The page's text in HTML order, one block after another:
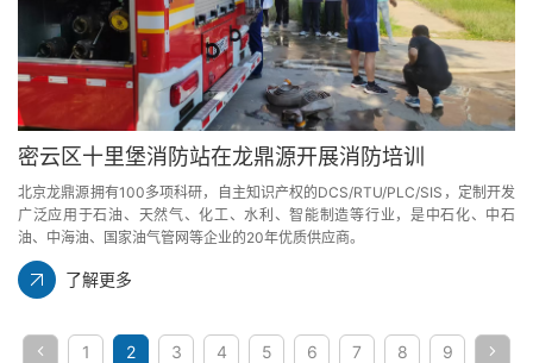
密云区十里堡消防站在龙鼎源开展消防培训
北京龙鼎源拥有100多项科研，自主知识产权的DCS/RTU/PLC/SIS，定制开发
广泛应用于石油、天然气、化工、水利、智能制造等行业，是中石化、中石
油、中海油、国家油气管网等企业的20年优质供应商。
了解更多
1 2 3 4 5 6 7 8 9